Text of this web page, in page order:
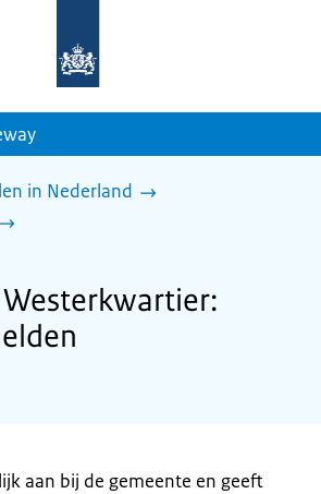
homepage
in Nederland
aan bij de gemeente en geeft